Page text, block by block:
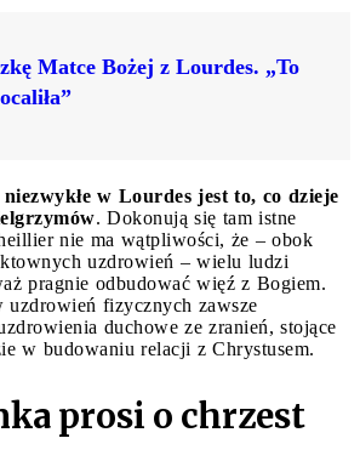
Matce Bożej z Lourdes. „To
w Lourdes jest to, co dzieje
. Dokonują się tam istne
nie ma wątpliwości, że – obok
uzdrowień – wielu ludzi
pragnie odbudować więź z Bogiem.
uzdrowień fizycznych zawsze
duchowe ze zranień, stojące
w budowaniu relacji z Chrystusem.
prosi o chrzest